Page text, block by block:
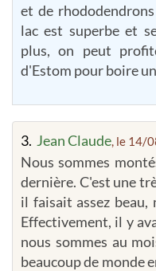
et de
lac est superbe et
plus, on peut
d'Estom pour boire
3. Jean Claude, le 14/
Nous sommes
dernière. C'est une
il faisait assez beau,
Effectivement, il y
nous sommes au
beaucoup de monde